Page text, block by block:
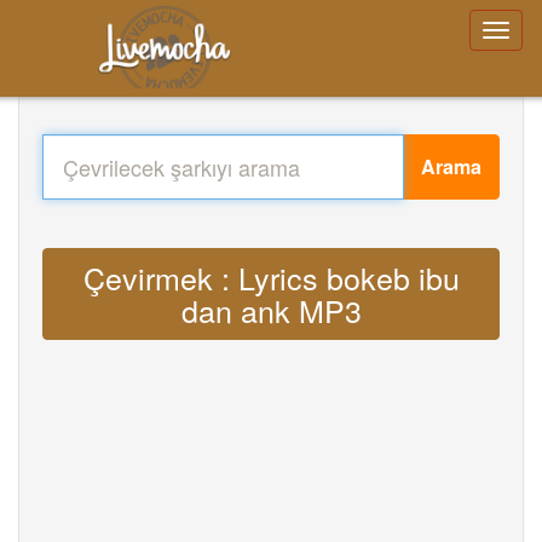
Arama
Çevirmek : Lyrics bokeb ibu
dan ank MP3